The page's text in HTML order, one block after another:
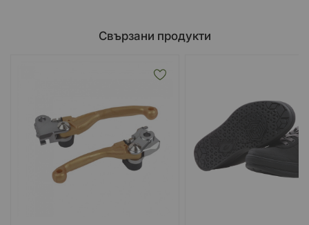
Свързани продукти